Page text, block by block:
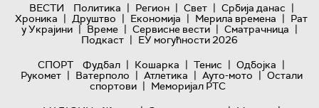
ВЕСТИ Политика | Регион | Свет | Србија данас |
Хроника | Друштво | Економија | Мерила времена | Рат
у Украјини | Време | Сервисне вести | Сматрачница |
Подкаст | ЕУ могућности 2026
СПОРТ
Фудбал | Кошарка | Тенис | Одбојка |
Рукомет | Ватерполо | Атлетика | Ауто-мото | Остали
спортови | Меморијал РТС